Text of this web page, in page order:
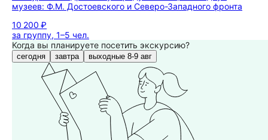
музеев: Ф.М. Достоевского и Северо-Западного фронта
10 200 ₽
за группу, 1–5 чел.
Когда вы планируете посетить экскурсию?
сегодня завтра выходные 8-9 авг